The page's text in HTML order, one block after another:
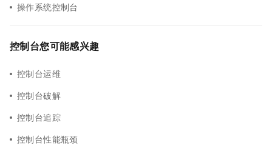
操作系统控制台
控制台您可能感兴趣
控制台运维
控制台破解
控制台追踪
控制台性能瓶颈